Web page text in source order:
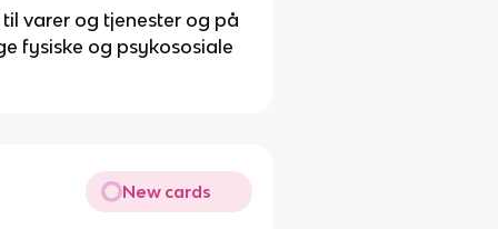
varer og tjenester og på
fysiske og psykososiale
New cards